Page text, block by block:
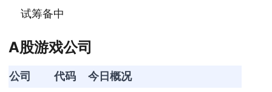
试筹备中
A股游戏公司
公司 代码
今日概况